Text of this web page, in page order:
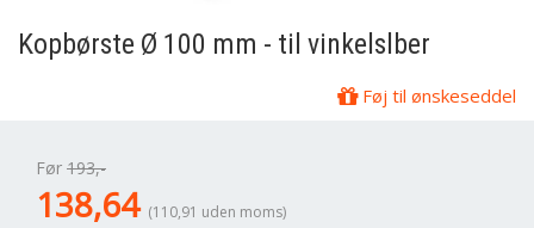
Kopbørste Ø 100 mm - til vinkelslber
Føj til ønskeseddel
Før 193,-
138,64 (110,91 uden moms)